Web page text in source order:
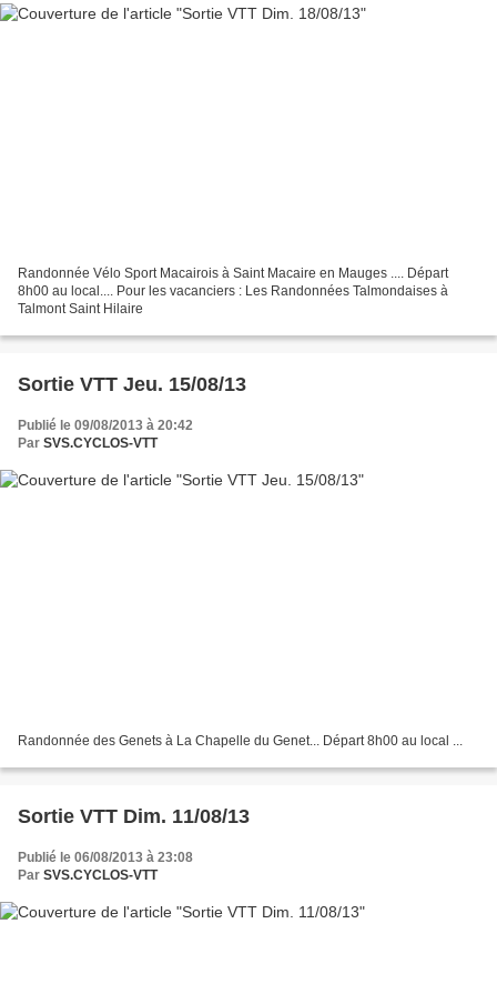
Randonnée Vélo Sport Macairois à Saint Macaire en Mauges .... Départ
8h00 au local.... Pour les vacanciers : Les Randonnées Talmondaises à
Talmont Saint Hilaire
Sortie VTT Jeu. 15/08/13
Publié le 09/08/2013 à 20:42
Par SVS.CYCLOS-VTT
Randonnée des Genets à La Chapelle du Genet... Départ 8h00 au local ...
Sortie VTT Dim. 11/08/13
Publié le 06/08/2013 à 23:08
Par SVS.CYCLOS-VTT